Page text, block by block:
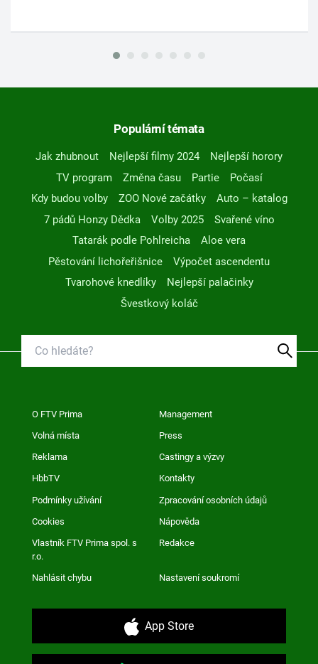
Populární témata
Jak zhubnout Nejlepší filmy 2024
Nejlepší horory
TV program
Změna času Partie
Počasí
Kdy budou volby
ZOO Nové začátky
Auto – katalog
7 pádů Honzy Dědka
Volby 2025
Svařené víno
Tatarák podle Pohlreicha
Aloe vera
Pěstování lichořeřišnice
Výpočet ascendentu
Tvarohové knedlíky
Nejlepší palačinky
Švestkový koláč
O FTV Prima Management
Volná místa Press
Reklama Castingy a výzvy
HbbTV Kontakty
Podmínky užívání Zpracování osobních údajů
Cookies Nápověda
Vlastník FTV Prima spol. s
r.o.
Redakce
Nahlásit chybu Nastavení soukromí
App Store